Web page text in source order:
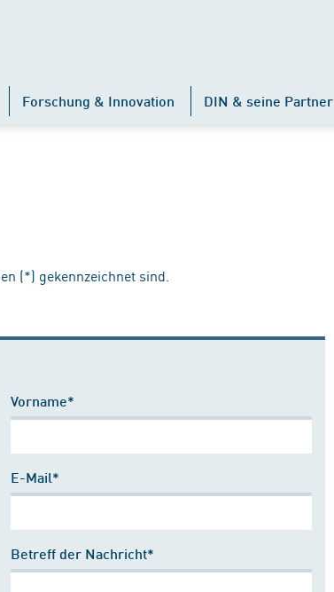
Forschung & Innovation DIN & seine Partner
(*) gekennzeichnet sind.
Vorname*
E-Mail*
Betreff der Nachricht*